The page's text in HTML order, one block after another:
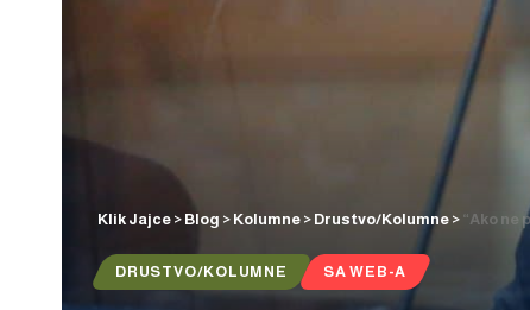
Klik Jajce > Blog > Kolumne > Drustvo/Kolumne > “Ako ne
DRUSTVO/KOLUMNE SA WEB-A